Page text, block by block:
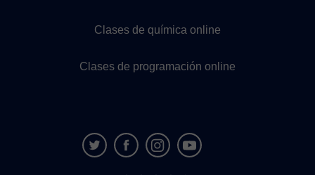
Clases de química online
Clases de programación online